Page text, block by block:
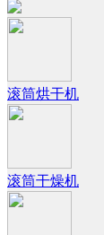
滚筒烘干机
滚筒干燥机